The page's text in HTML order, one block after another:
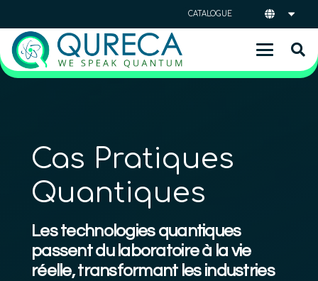
CATALOGUE
Cas Pratiques
Quantiques
Les technologies quantiques
passent du laboratoire à la vie
réelle, transformant les industries